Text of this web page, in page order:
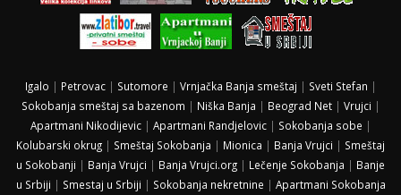
Igalo | Petrovac| Sutomore | Vrnjačka Banja smeštaj | Sveti Stefan |
Sokobanja smeštaj sa bazenom | Niška Banja | Beograd Net| Vrujci |
Apartmani Nikodijevic| Apartmani Randjelovic| Sokobanja sobe |
Kolubarski okrug | Smeštaj Sokobanja | Mionica | Banja Vrujci | Smeštaj
u Sokobanji | Banja Vrujci | Banja Vrujci.org | Lečenje Sokobanja | Banje
u Srbiji | Smestaj u Srbiji | Sokobanja nekretnine | Apartmani Sokobanja